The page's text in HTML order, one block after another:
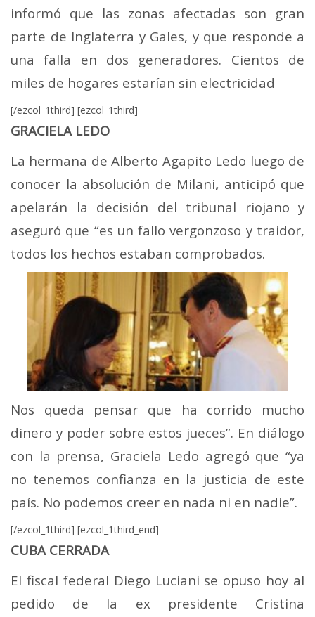
informó que las zonas afectadas son gran
parte de Inglaterra y Gales, y que responde a
una falla en dos generadores. Cientos de
miles de hogares estarían sin electricidad
[/ezcol_1third] [ezcol_1third]
GRACIELA LEDO
La hermana de Alberto Agapito Ledo luego de
conocer la absolución de Milani, anticipó que
apelarán la decisión del tribunal riojano y
aseguró que “es un fallo vergonzoso y traidor,
todos los hechos estaban comprobados.
Nos queda pensar que ha corrido mucho
dinero y poder sobre estos jueces”. En diálogo
con la prensa, Graciela Ledo agregó que “ya
no tenemos confianza en la justicia de este
país. No podemos creer en nada ni en nadie”.
[/ezcol_1third] [ezcol_1third_end]
CUBA CERRADA
El fiscal federal Diego Luciani se opuso hoy al
pedido de la ex presidente Cristina